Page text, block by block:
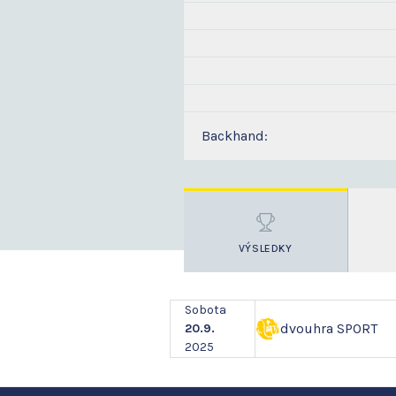
Backhand:
VÝSLEDKY
Sobota
20.9.
2025
dvouhra SPORT